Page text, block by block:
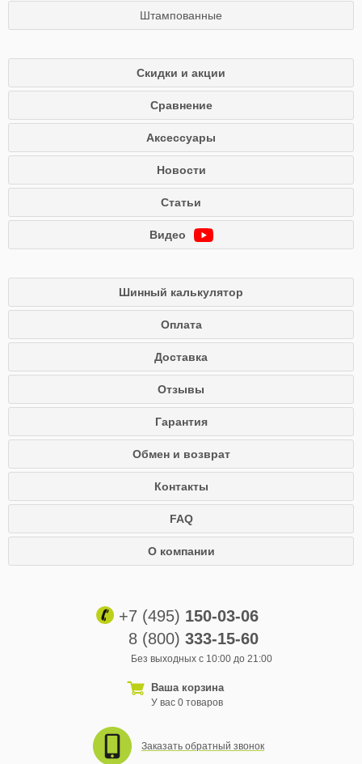
Штампованные
Скидки и акции
Сравнение
Аксессуары
Новости
Статьи
Видео
Шинный калькулятор
Оплата
Доставка
Отзывы
Гарантия
Обмен и возврат
Контакты
FAQ
О компании
+7 (495) 150-03-06
8 (800) 333-15-60
Без выходных с 10:00 до 21:00
Ваша корзина
У вас 0 товаров
Заказать обратный звонок